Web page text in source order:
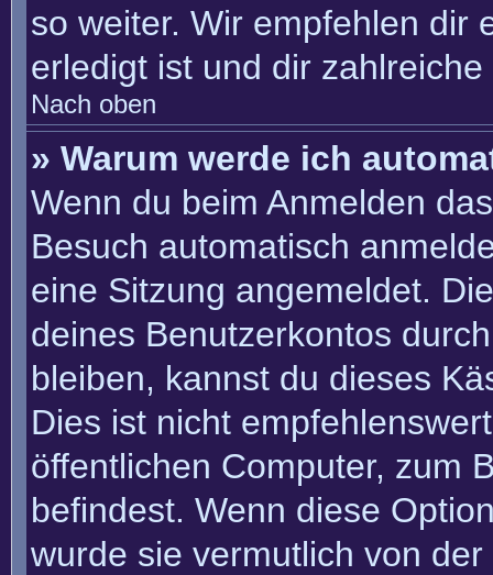
so weiter. Wir empfehlen dir
erledigt ist und dir
Nach oben
» Warum werde ich
Wenn du beim Anmelden
Besuch automatisch
eine Sitzung angemeldet.
deines Benutzerkontos
bleiben, kannst du dieses
Dies ist nicht
öffentlichen Computer, zum
befindest. Wenn diese
wurde sie vermutlich von